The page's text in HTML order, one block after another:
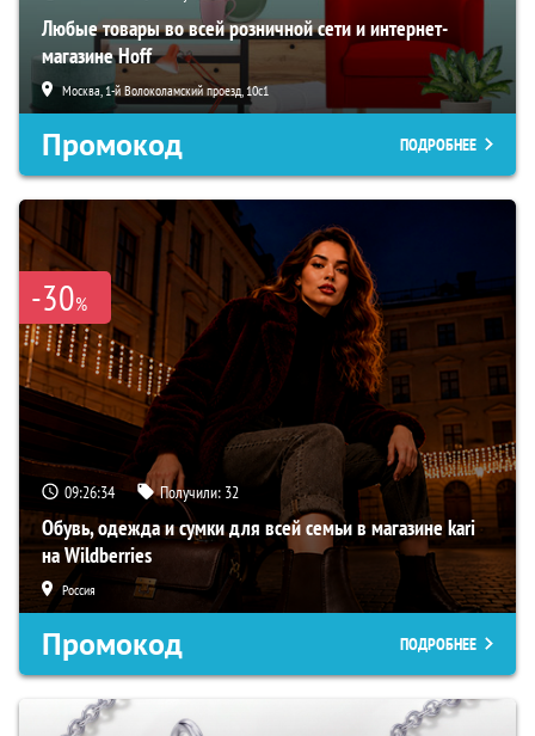
Любые товары во всей розничной сети и интернет-
магазине Hoff
Москва, 1-й Волоколамский проезд, 10с1
Промокод ПОДРОБНЕЕ
-30%
09:26:33 Получили: 32
Обувь, одежда и сумки для всей семьи в магазине kari
на Wildberries
Россия
Промокод ПОДРОБНЕЕ